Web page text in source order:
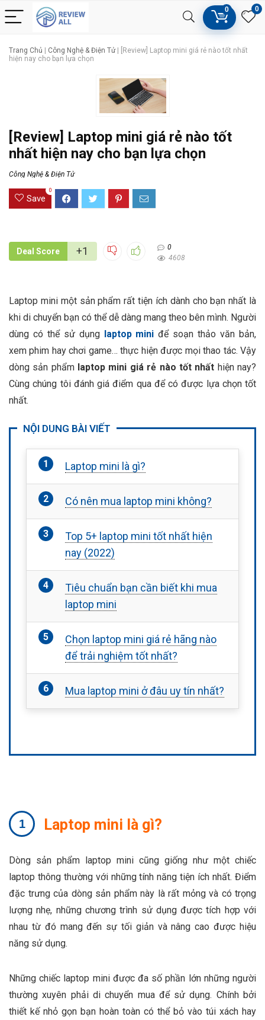
0 0
Trang Chủ Công Nghệ & Điện Tử|
[Review] Laptop mini giá rẻ nào tốt nhất
hiện nay cho bạn lựa chọn
[Review] Laptop mini giá rẻ nào tốt
nhất hiện nay cho bạn lựa chọn
Công Nghệ & Điện Tử
Save
0
Deal Score +1
0
4608
Laptop mini một sản phẩm rất tiện ích dành cho bạn nhất là
khi di chuyển bạn có thể dễ dàng mang theo bên mình. Người
dùng có thể sử dụng
laptop mini để soạn thảo văn bản,
xem phim hay chơi game… thực hiện được mọi thao tác. Vậy
dòng sản phẩm laptop mini giá rẻ nào tốt nhất hiện nay?
Cùng chúng tôi đánh giá điểm qua để có được lựa chọn tốt
nhất.
NỘI DUNG BÀI VIẾT
Laptop mini là gì?
Có nên mua laptop mini không?
Top 5+ laptop mini tốt nhất hiện
nay (2022)
Tiêu chuẩn bạn cần biết khi mua
laptop mini
Chọn laptop mini giá rẻ hãng nào
để trải nghiệm tốt nhất?
Mua laptop mini ở đâu uy tín nhất?
Laptop mini là gì?
Dòng sản phẩm laptop mini cũng giống như một chiếc
laptop thông thường với những tính năng tiện ích nhất. Điểm
đặc trưng của dòng sản phẩm này là rất mỏng và có trọng
lượng nhẹ, những chương trình sử dụng được tích hợp với
nhau từ đó mang đến sự tối giản và nâng cao được hiệu
năng sử dụng.
Những chiếc laptop mini được đa số phần lớn những người
thường xuyên phải di chuyển mua để sử dụng. Chính bởi
thiết kế nhỏ gọn bạn hoàn toàn có thể bỏ vào túi xách hay